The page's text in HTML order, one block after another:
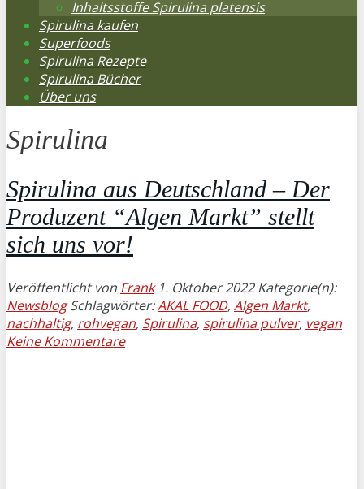
Inhaltsstoffe Spirulina platensis
Spirulina kaufen
Superfoods
Spirulina Rezepte
Spirulina Bücher
Über uns
Spirulina
Spirulina aus Deutschland – Der
Produzent “Algen Markt” stellt
sich uns vor!
Veröffentlicht von Frank 1. Oktober 2022 Kategorie(n):
NewsblogSchlagwörter:AKAL FOOD,Algen Markt,
nachhaltig, rohvegan, Spirulina, spirulina pulver, vegan
Keine Kommentare